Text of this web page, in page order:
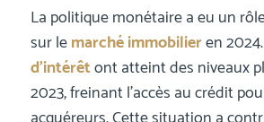
La politique monétaire a eu un
sur lemarché immobilieren
d’intérêtont atteint des niveaux
2023, freinant l’accès au crédit